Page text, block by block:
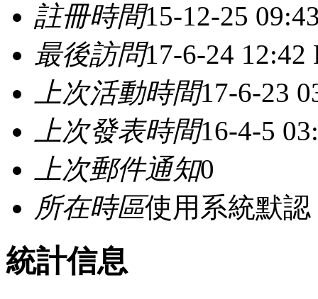
註冊時間15-12-25
最後訪問17-6-24 12:42
上次活動時間17-6-23
上次發表時間16-4-5
上次郵件通知0
所在時區使用系統默認
統計信息